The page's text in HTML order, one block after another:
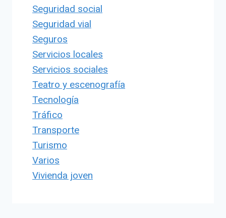
Seguridad social
Seguridad vial
Seguros
Servicios locales
Servicios sociales
Teatro y escenografía
Tecnología
Tráfico
Transporte
Turismo
Varios
Vivienda joven